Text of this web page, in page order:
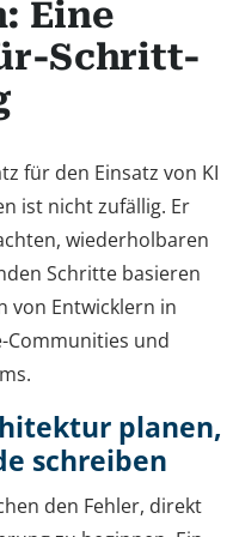
Eine
Schritt-
für den Einsatz von KI
ist nicht zufällig. Er
wiederholbaren
Schritte basieren
von Entwicklern in
Communities und
planen,
schreiben
den Fehler, direkt